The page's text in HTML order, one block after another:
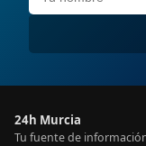
24h Murcia
Tu fuente de